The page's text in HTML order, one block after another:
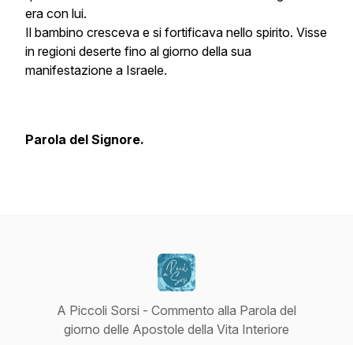
era con lui.
Il bambino cresceva e si fortificava nello spirito. Visse
in regioni deserte fino al giorno della sua
manifestazione a Israele.
Parola del Signore.
A Piccoli Sorsi - Commento alla Parola del
giorno delle Apostole della Vita Interiore